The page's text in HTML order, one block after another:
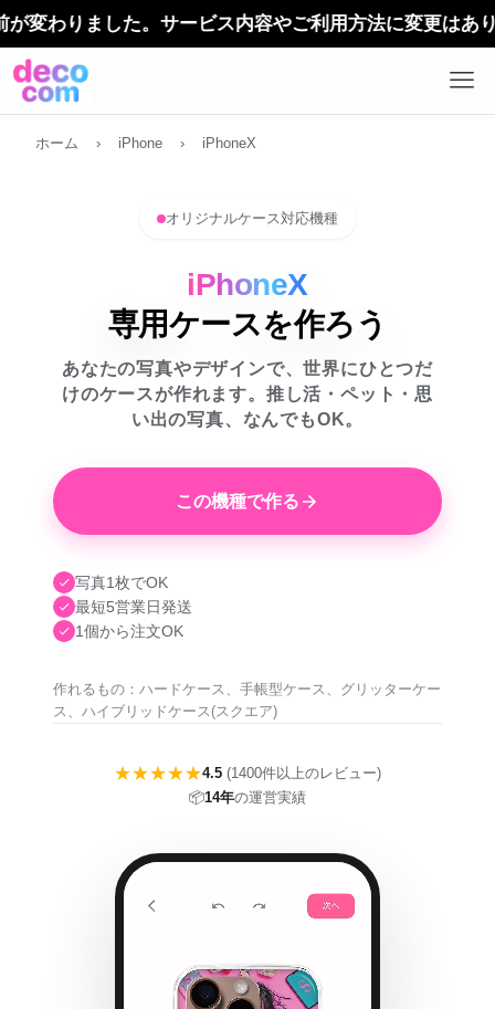
デザイ
ホーム › iPhone › iPhoneX
オリジナルケース対応機種
iPhoneX
専用ケースを作ろう
あなたの写真やデザインで、世界にひとつだ
けのケースが作れます。推し活・ペット・思
い出の写真、なんでもOK。
この機種で作る
写真1枚でOK
最短5営業日発送
1個から注文OK
作れるもの：ハードケース、手帳型ケース、グリッターケー
ス、ハイブリッドケース(スクエア)
★★★★★4.5 (1400件以上のレビュー)
📦14年の運営実績